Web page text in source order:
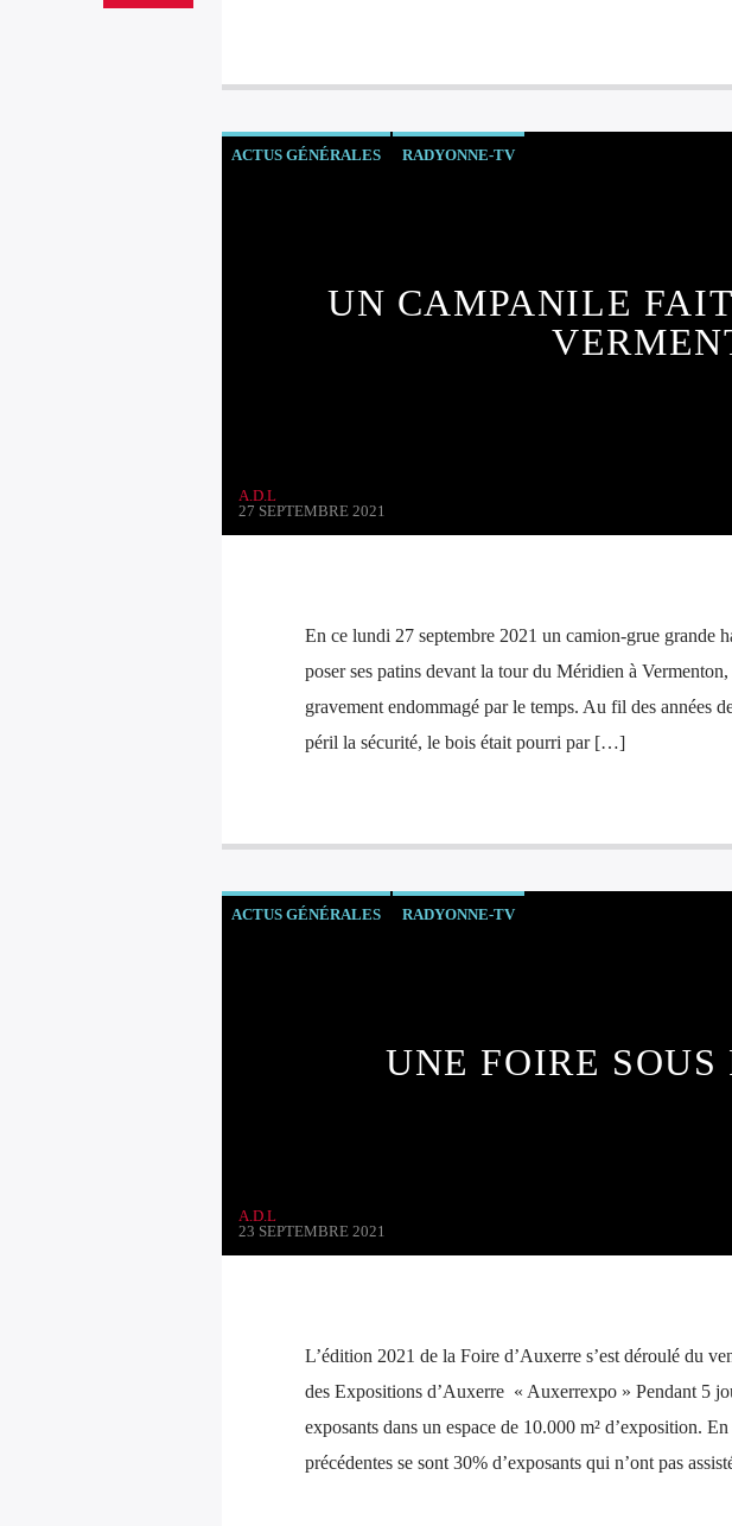
ACTUS GÉNÉRALES RADYONNE-TV
UN CAMPANILE
A.D.L
27 SEPTEMBRE 2021
En ce lundi 27 septembre 2021 un camion-grue grande
poser ses patins devant la tour du Méridien à
gravement endommagé par le temps. Au fil des années
péril la sécurité, le bois était pourri par […]
ACTUS GÉNÉRALES RADYONNE-TV
UNE FOIRE SOUS
A.D.L
23 SEPTEMBRE 2021
L’édition 2021 de la Foire d’Auxerre s’est déroulé du
des Expositions d’Auxerre « Auxerrexpo » Pendant 5
exposants dans un espace de 10.000 m² d’exposition.
précédentes se sont 30% d’exposants qui n’ont pas